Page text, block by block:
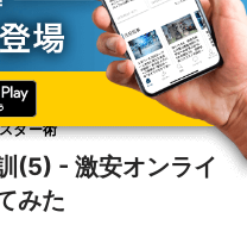
ン英会話スクールを試してみた
ター術
(5) - 激安オンライ
みた